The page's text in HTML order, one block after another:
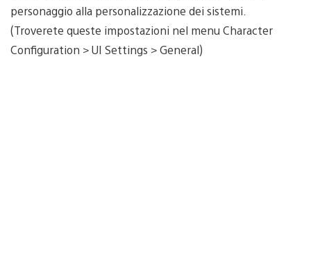
personaggio alla personalizzazione dei sistemi.
(Troverete queste impostazioni nel menu Character
Configuration > UI Settings > General)